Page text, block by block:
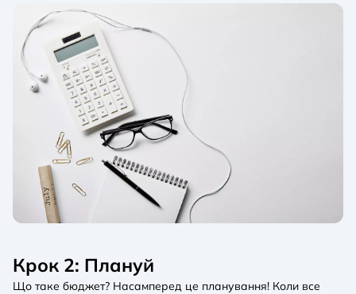
Крок 2: Плануй
Що таке бюджет? Насамперед це планування! Коли все